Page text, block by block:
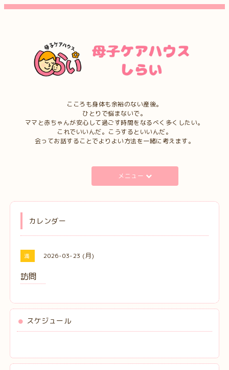
こころも身体も余裕のない産後。
ひとりで悩まないで。
ママと赤ちゃんが安心して過ごす時間をなるべく多くしたい。
これでいいんだ。こうするといいんだ。
会ってお話することでよりよい方法を一緒に考えます。
メニュー
カレンダー
満 2026-03-23 (月)
訪問
スケジュール